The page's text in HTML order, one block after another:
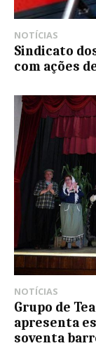
NOTÍCIAS
Sindicato
com ações
NOTÍCIAS
Grupo de
apresenta
soventa